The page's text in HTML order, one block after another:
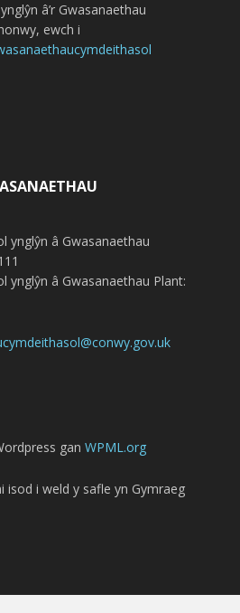
â’r Gwasanaethau
ewch i
ynglŷn â Gwasanaethau
ynglŷn â Gwasanaethau Plant:
gan WPML.org
isod i weld y safle yn Gymraeg